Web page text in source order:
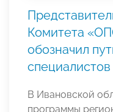
Комитета
обозначил
В Ивановской
программы